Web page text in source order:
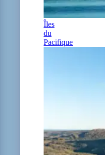
Îles
du
Pacifique